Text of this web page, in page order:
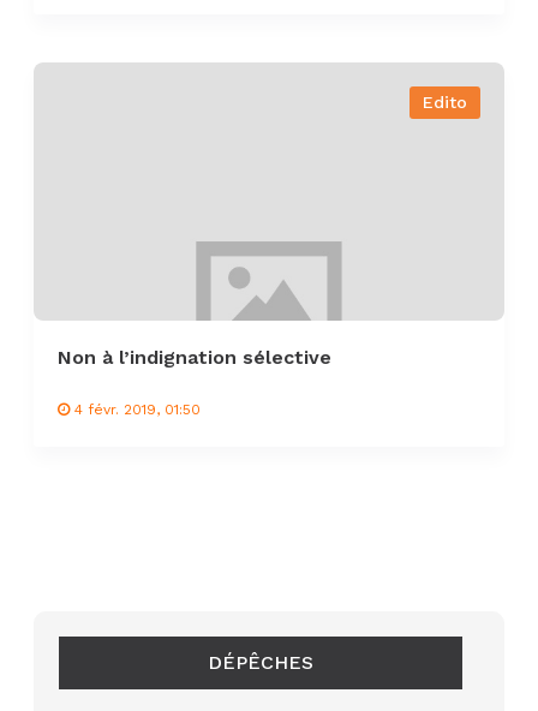
Edito
Non à l’indignation sélective
4 févr. 2019, 01:50
DÉPÊCHES